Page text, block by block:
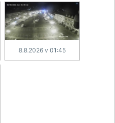
8.8.2026 v 01:45